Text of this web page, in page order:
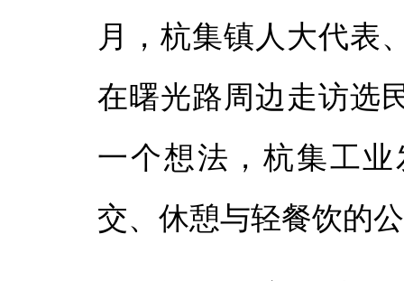
月，杭集镇人大代表
在曙光路周边走访选
一个想法，杭集工
交、休憩与轻餐饮的